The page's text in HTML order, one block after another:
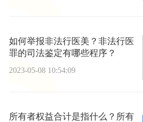
如何举报非法行医美？非法行医
罪的司法鉴定有哪些程序？
2023-05-08 10:54:09
所有者权益合计是指什么？所有